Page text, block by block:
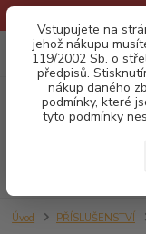
Vstupujete na
jehož nákupu
119/2002 Sb. o
předpisů.
nákup daného
podmínky, které
tyto podmínky
Úvod PŘÍSLUŠENSTVÍ